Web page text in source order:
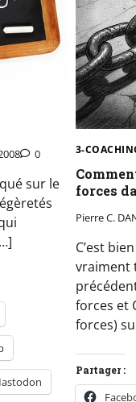
0
sur le
3-
forces
Pierre C.
C’est
vraiment
forces et
forces)
Partager :